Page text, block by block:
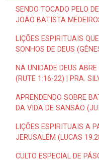
SENDO TOCADO PELO
JOÃO BATISTA
LIÇÕES ESPIRITUAIS
SONHOS DE DEUS
NA UNIDADE DEUS
(RUTE 1:16-22) | PRA.
APRENDENDO SOBRE
DA VIDA DE SANSÃO
LIÇÕES ESPIRITUAIS A
JERUSALÉM (LUCAS
CULTO ESPECIAL DE